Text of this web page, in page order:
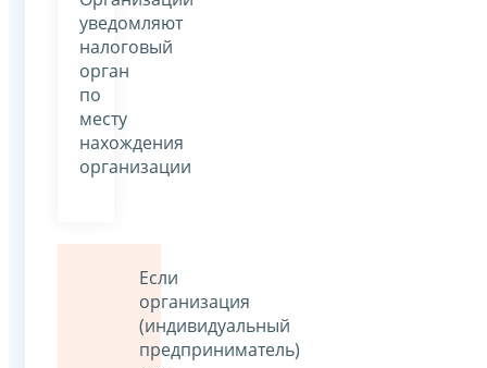
уведомляют
налоговый
орган
по
месту
нахождения
организации
Если
организация
(индивидуальный
предприниматель)